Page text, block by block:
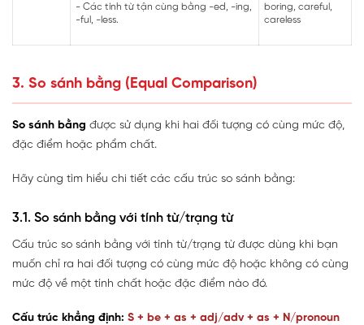
- Các tính từ tận cùng bằng -ed, -ing,
-ful, -less.
boring, careful,
careless
3. So sánh bằng (Equal Comparison)
So sánh bằng được sử dụng khi hai đối tượng có cùng mức độ,
đặc điểm hoặc phẩm chất.
Hãy cùng tìm hiểu chi tiết các cấu trúc so sánh bằng:
3.1. So sánh bằng với tính từ/trạng từ
Cấu trúc so sánh bằng với tính từ/trạng từ được dùng khi bạn
muốn chỉ ra hai đối tượng có cùng mức độ hoặc không có cùng
mức độ về một tính chất hoặc đặc điểm nào đó.
Cấu trúc khẳng định: S + be + as + adj/adv + as + N/pronoun